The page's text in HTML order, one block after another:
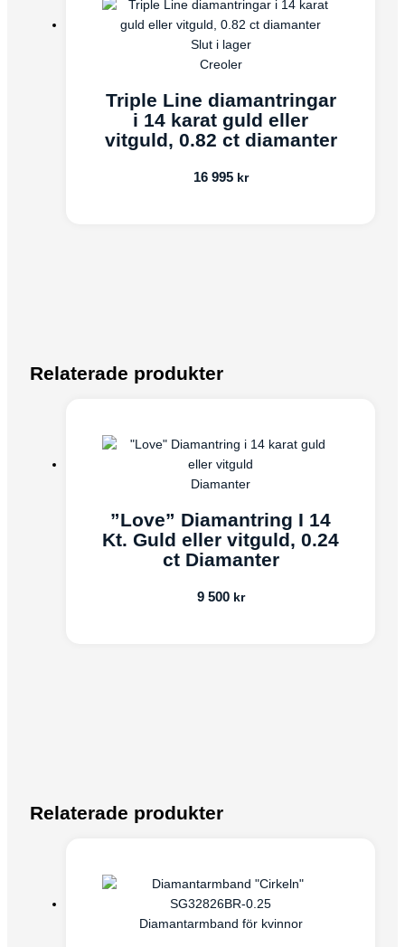
Slut i lager
Creoler
Triple Line diamantringar
i 14 karat guld eller
vitguld, 0.82 ct diamanter
16 995 kr
Relaterade produkter
Diamanter
”Love” Diamantring I 14
Kt. Guld eller vitguld, 0.24
ct Diamanter
9 500 kr
Relaterade produkter
Diamantarmband för kvinnor